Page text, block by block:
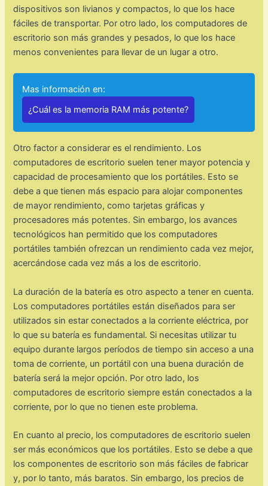
dispositivos son livianos y compactos, lo que los hace
fáciles de transportar. Por otro lado, los computadores de
escritorio son más grandes y pesados, lo que los hace
menos convenientes para llevar de un lugar a otro.
Mas información en:
¿Cuál es la memoria RAM más potente?
Otro factor a considerar es el rendimiento. Los
computadores de escritorio suelen tener mayor potencia y
capacidad de procesamiento que los portátiles. Esto se
debe a que tienen más espacio para alojar componentes
de mayor rendimiento, como tarjetas gráficas y
procesadores más potentes. Sin embargo, los avances
tecnológicos han permitido que los computadores
portátiles también ofrezcan un rendimiento cada vez mejor,
acercándose cada vez más a los de escritorio.
La duración de la batería es otro aspecto a tener en cuenta.
Los computadores portátiles están diseñados para ser
utilizados sin estar conectados a la corriente eléctrica, por
lo que su batería es fundamental. Si necesitas utilizar tu
equipo durante largos períodos de tiempo sin acceso a una
toma de corriente, un portátil con una buena duración de
batería será la mejor opción. Por otro lado, los
computadores de escritorio siempre están conectados a la
corriente, por lo que no tienen este problema.
En cuanto al precio, los computadores de escritorio suelen
ser más económicos que los portátiles. Esto se debe a que
los componentes de escritorio son más fáciles de fabricar
y, por lo tanto, más baratos. Sin embargo, los precios de